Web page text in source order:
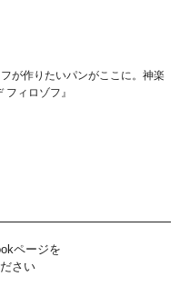
が作りたいパンがここに。神楽
フィロゾフ』
ページを
さい